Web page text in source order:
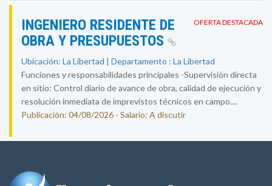
OFERTA DESTACADA
INGENIERO RESIDENTE DE
OBRA Y PRESUPUESTOS
Ubicación: La Libertad | Departamento : La Libertad
Funciones y responsabilidades principales -Supervisión directa
en sitio: Control diario de avance de obra, calidad de ejecución y
resolución inmediata de imprevistos técnicos en campo....
Publicación: 04/08/2026 - Salario: A discutir